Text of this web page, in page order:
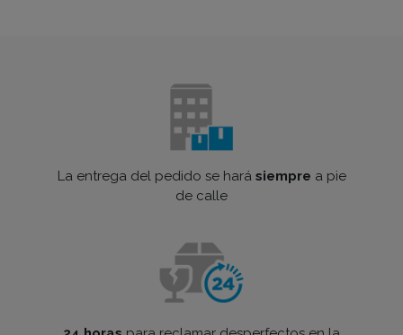
La entrega del pedido se hará siempre a pie
de calle